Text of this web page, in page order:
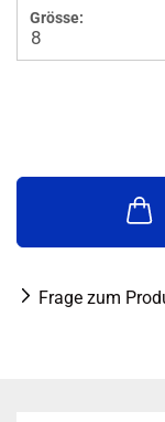
Grösse:
Frage zum